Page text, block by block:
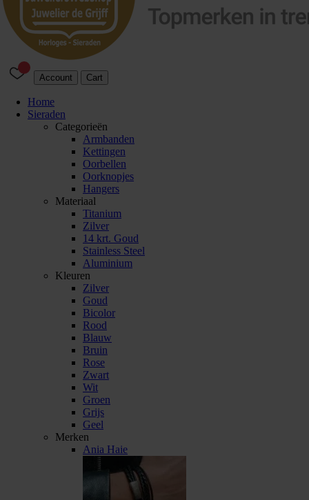
Account Cart
Home
Sieraden
Categorieën
Armbanden
Kettingen
Oorbellen
Oorknopjes
Hangers
Materiaal
Titanium
Zilver
14 krt. Goud
Stainless Steel
Aluminium
Kleuren
Zilver
Goud
Bicolor
Rood
Blauw
Bruin
Rose
Zwart
Wit
Groen
Grijs
Geel
Merken
Ania Haie